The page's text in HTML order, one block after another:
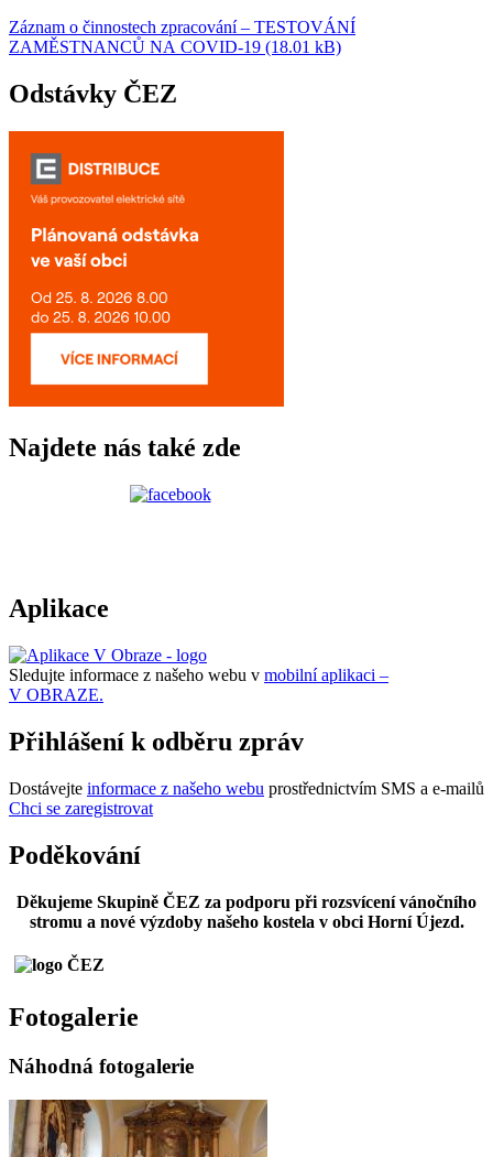
Záznam o činnostech zpracování – TESTOVÁNÍ
ZAMĚSTNANCŮ NA COVID-19 (18.01 kB)
Odstávky ČEZ
Najdete nás také zde
Aplikace
Sledujte informace z našeho webu v mobilní aplikaci –
V OBRAZE.
Přihlášení k odběru zpráv
Dostávejte informace z našeho webu prostřednictvím SMS a e-mailů
Chci se zaregistrovat
Poděkování
Děkujeme Skupině ČEZ za podporu při rozsvícení vánočního
stromu a nové výzdoby našeho kostela v obci Horní Újezd.
Fotogalerie
Náhodná fotogalerie